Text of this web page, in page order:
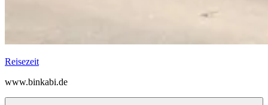
Reisezeit
www.binkabi.de